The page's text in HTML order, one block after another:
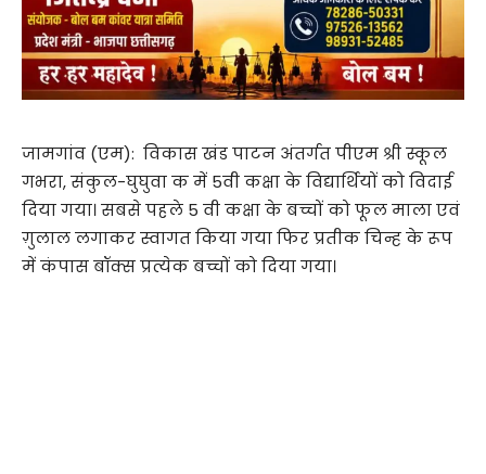
जामगांव (एम): विकास खंड पाटन अंतर्गत पीएम श्री स्कूल
गभरा, संकुल-घुघुवा क में 5वी कक्षा के विद्यार्थियों को विदाई
दिया गया। सबसे पहले 5 वी कक्षा के बच्चों को फूल माला एवं
ग़ुलाल लगाकर स्वागत किया गया फिर प्रतीक चिन्ह के रूप
में कंपास बॉक्स प्रत्येक बच्चों को दिया गया।